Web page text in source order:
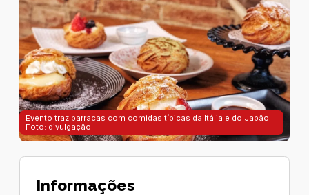
Evento traz barracas com comidas típicas da Itália e do Japão |
Foto: divulgação
Informações